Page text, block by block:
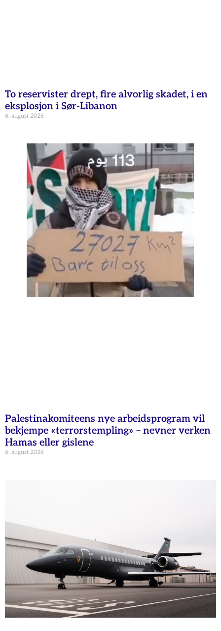
To reservister drept, fire alvorlig skadet, i en
eksplosjon i Sør-Libanon
6. august 2026
Palestinakomiteens nye arbeidsprogram vil
bekjempe «terrorstempling» – nevner verken
Hamas eller gislene
6. august 2026